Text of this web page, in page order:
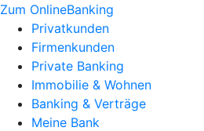
Zum OnlineBanking
Privatkunden
Firmenkunden
Private Banking
Immobilie & Wohnen
Banking & Verträge
Meine Bank